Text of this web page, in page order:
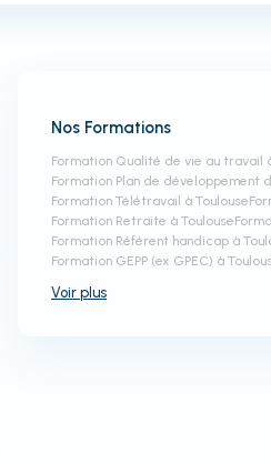
Nos Formations
Formation Qualité de vie au travail
Formation Plan de développement
Formation Télétravail à Toulouse
Formation Retraite à Toulouse
Formation Référent handicap à
Formation GEPP (ex GPEC) à
Voir plus